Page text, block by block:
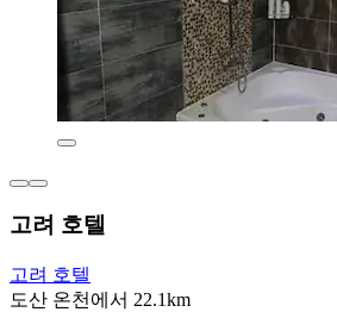
고려 호텔
고려 호텔
도산 온천에서 22.1km